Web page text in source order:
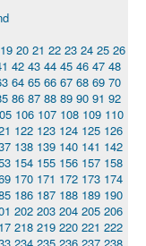
19 20 21 22 23 24 25 26
42 43 44 45 46 47 48
64 65 66 67 68 69 70
86 87 88 89 90 91 92
106 107 108 109 110
122 123 124 125 126
138 139 140 141 142
154 155 156 157 158
170 171 172 173 174
186 187 188 189 190
202 203 204 205 206
218 219 220 221 222